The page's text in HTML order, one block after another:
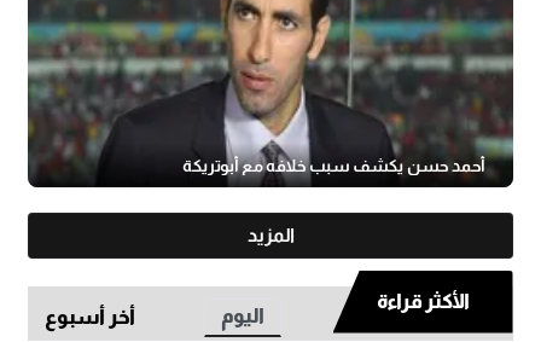
أحمد حسن يكشف سبب خلافه مع أبوتريكة
المزيد
الأكثر قراءة
اليوم أخر أسبوع